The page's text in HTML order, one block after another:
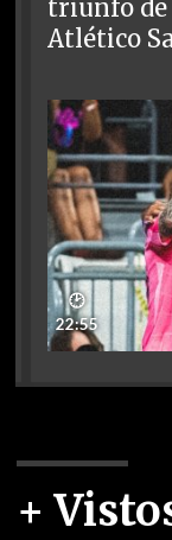
triunfo
Atlético
🕑
22:55
+